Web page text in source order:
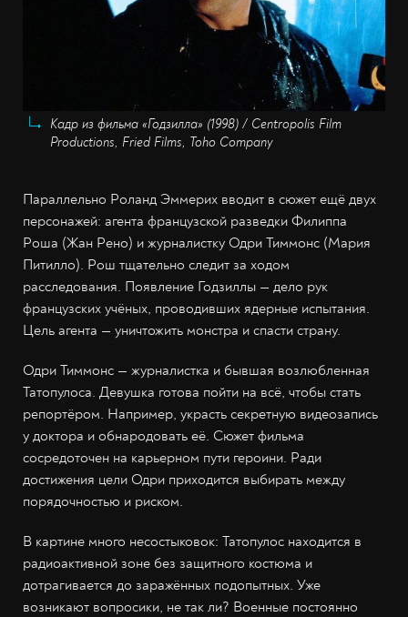
Кадр из фильма «Годзилла» (1998) / Centropolis Film
Productions, Fried Films, Toho Company
Параллельно Роланд Эммерих вводит в сюжет ещё двух
персонажей: агента французской разведки Филиппа
Роша (Жан Рено) и журналистку Одри Тиммонс (Мария
Питилло). Рош тщательно следит за ходом
расследования. Появление Годзиллы — дело рук
французских учёных, проводивших ядерные испытания.
Цель агента — уничтожить монстра и спасти страну.
Одри Тиммонс — журналистка и бывшая возлюбленная
Татопулоса. Девушка готова пойти на всё, чтобы стать
репортёром. Например, украсть секретную видеозапись
у доктора и обнародовать её. Сюжет фильма
сосредоточен на карьерном пути героини. Ради
достижения цели Одри приходится выбирать между
порядочностью и риском.
В картине много несостыковок: Татопулос находится в
радиоактивной зоне без защитного костюма и
дотрагивается до заражённых подопытных. Уже
возникают вопросики, не так ли? Военные постоянно